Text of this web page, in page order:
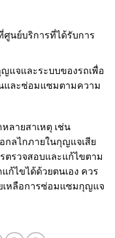
นย์บริการที่ได้รับการ
แจและระบบของรถเพื่อ
และซ่อมแซมตามความ
ลายสาเหตุ เช่น
กลไกภายในกุญแจเสีย
รวจสอบและแก้ไขตาม
ไขได้ด้วยตนเอง ควร
เหลือการซ่อมแซมกุญแจ